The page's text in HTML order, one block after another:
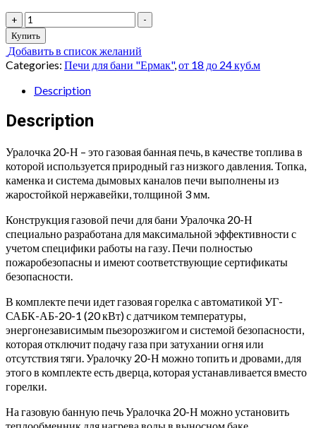
+
Газовая
печь
для
бани
Ермак
Уралочка
с
автоматикой
quantity
-
Купить
Добавить в список желаний
Categories: Печи для бани "Ермак", от 18 до 24 куб.м
Description
Description
Уралочка 20-Н – это газовая банная печь, в качестве топлива в
которой используется природный газ низкого давления. Топка,
каменка и система дымовых каналов печи выполнены из
жаростойкой нержавейки, толщиной 3 мм.
Конструкция газовой печи для бани Уралочка 20-Н
специально разработана для максимальной эффективности с
учетом специфики работы на газу. Печи полностью
пожаробезопасны и имеют соответствующие сертификаты
безопасности.
В комплекте печи идет газовая горелка с автоматикой УГ-
САБК-АБ-20-1 (20 кВт) с датчиком температуры,
энергонезависимым пьезорозжигом и системой безопасности,
которая отключит подачу газа при затухании огня или
отсутствия тяги. Уралочку 20-Н можно топить и дровами, для
этого в комплекте есть дверца, которая устанавливается вместо
горелки.
На газовую банную печь Уралочка 20-Н можно установить
теплообменник для нагрева воды в выносном баке.